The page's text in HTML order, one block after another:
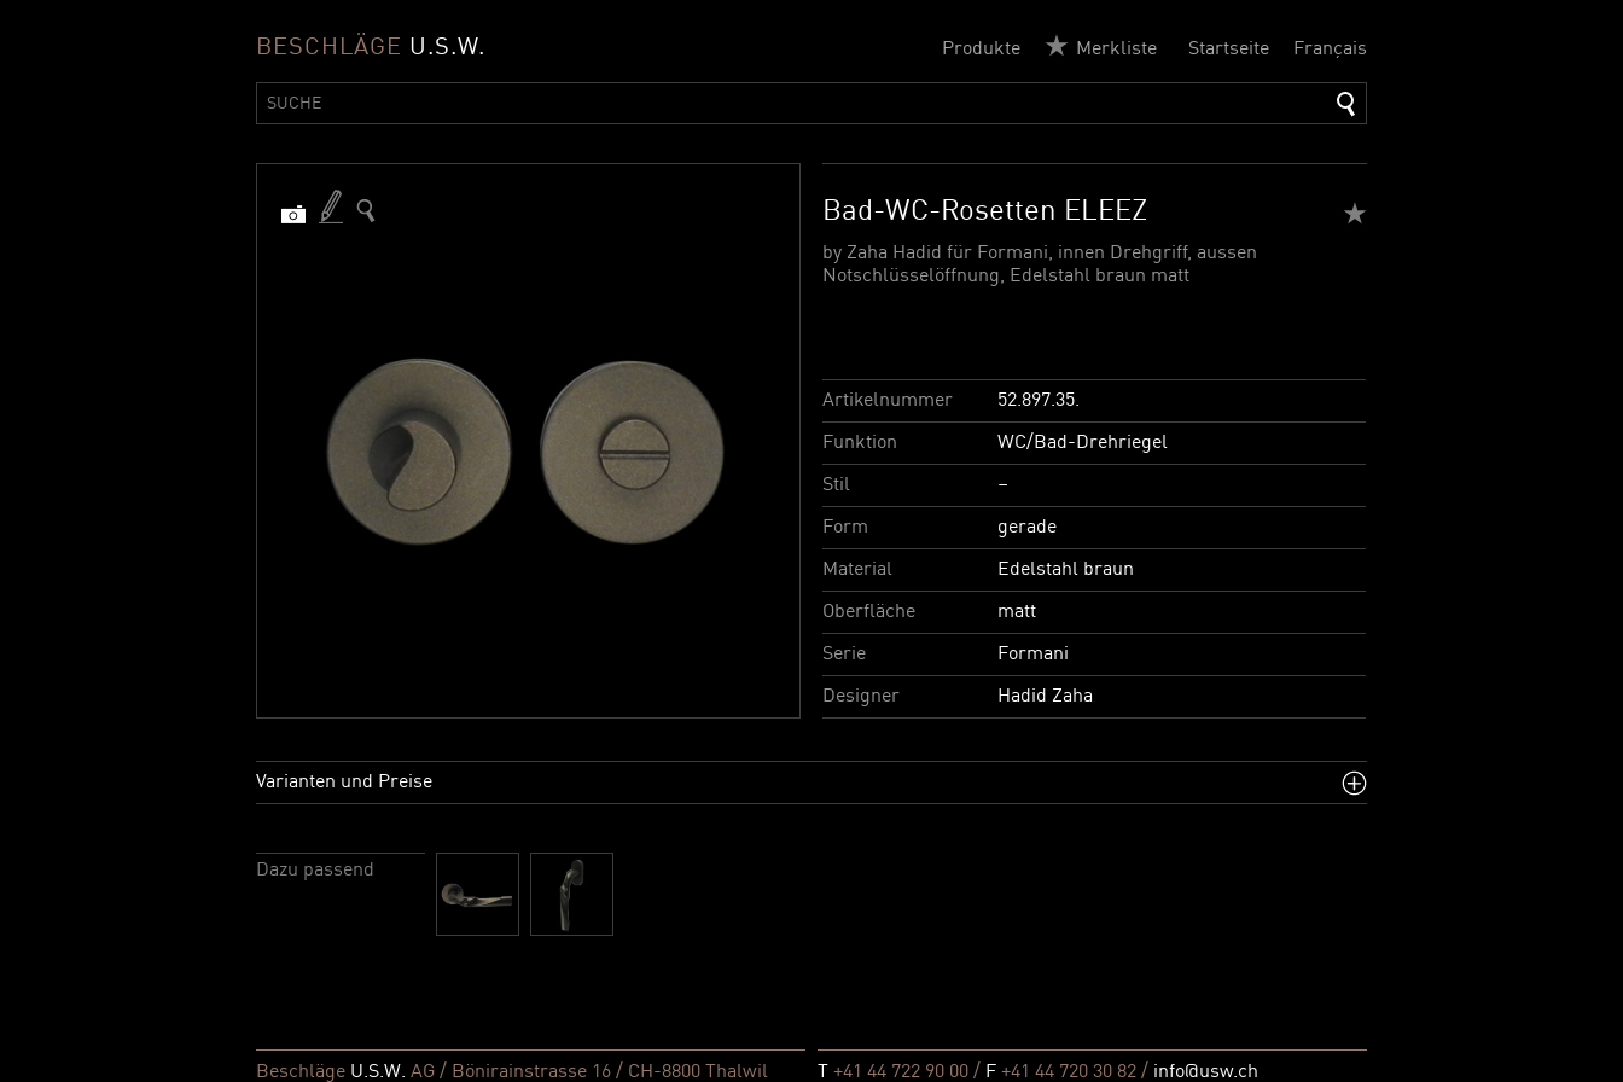
Français
Startseite
Merkliste
Produkte
BESCHLÄGE U.S.W.
Bad-WC-Rosetten ELEEZ
by Zaha Hadid für Formani, innen Drehgriff, aussen
Notschlüsselöffnung, Edelstahl braun matt
Artikelnummer 52.897.35.
Funktion WC/Bad-Drehriegel
Stil –
Form gerade
Material Edelstahl braun
Oberfläche matt
Serie Formani
Designer Hadid Zaha
Varianten und Preise
Dazu passend
Beschläge U.S.W. AG / Bönirainstrasse 16 / CH-8800 Thalwil +41 44 722 90 00 / F +41 44 720 30 82 / info@usw.ch